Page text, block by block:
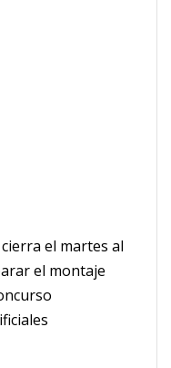
el martes al
el montaje